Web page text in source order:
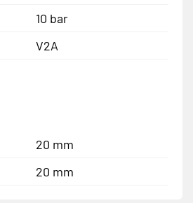
10 bar
V2A
20 mm
20 mm